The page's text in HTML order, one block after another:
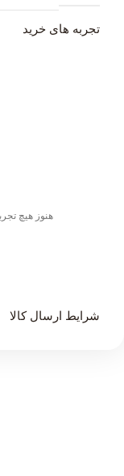
تجربه های خرید
هنوز هیچ
شرایط ارسال کالا